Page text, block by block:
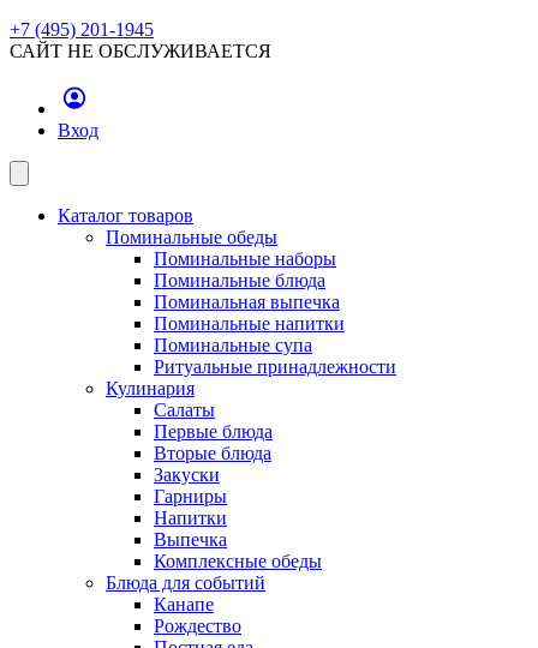
+7 (495) 201-1945
САЙТ НЕ ОБСЛУЖИВАЕТСЯ
Вход
Каталог товаров
Поминальные обеды
Поминальные наборы
Поминальные блюда
Поминальная выпечка
Поминальные напитки
Поминальные супа
Ритуальные принадлежности
Кулинария
Салаты
Первые блюда
Вторые блюда
Закуски
Гарниры
Напитки
Выпечка
Комплексные обеды
Блюда для событий
Канапе
Рождество